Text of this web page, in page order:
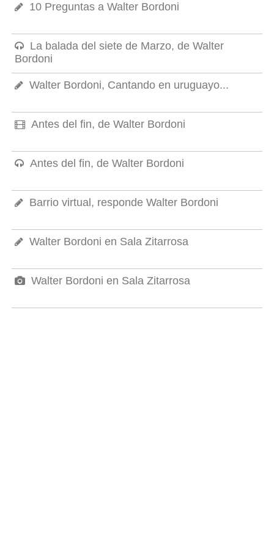
10 Preguntas a Walter Bordoni
La balada del siete de Marzo, de Walter
Bordoni
Walter Bordoni, Cantando en uruguayo...
Antes del fin, de Walter Bordoni
Antes del fin, de Walter Bordoni
Barrio virtual, responde Walter Bordoni
Walter Bordoni en Sala Zitarrosa
Walter Bordoni en Sala Zitarrosa